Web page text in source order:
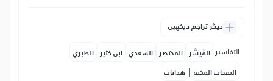
دیگر تراجم دیکھیں
التفاسير: المُيسَّر المختصر السعدي ابن كثير الطبري
النفحات المكية | هدايات